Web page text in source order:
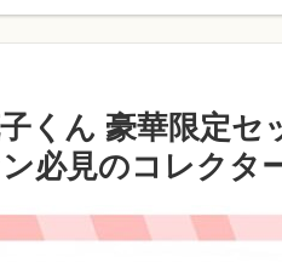
くん 豪華限定セ
必見のコレクタ